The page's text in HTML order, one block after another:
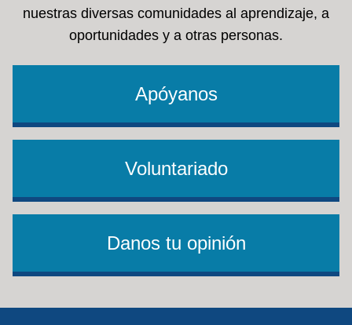
nuestras diversas comunidades al aprendizaje, a
oportunidades y a otras personas.
Apóyanos
Voluntariado
Danos tu opinión